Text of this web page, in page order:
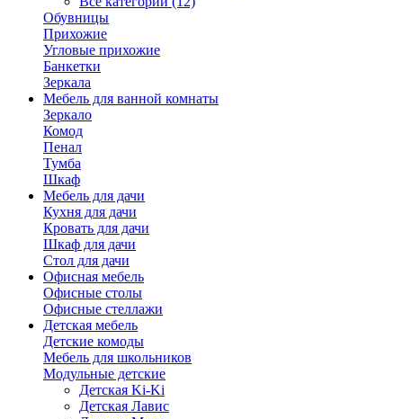
Обувницы
Прихожие
Угловые прихожие
Банкетки
Зеркала
Мебель для ванной комнаты
Зеркало
Комод
Пенал
Тумба
Шкаф
Мебель для дачи
Кухня для дачи
Кровать для дачи
Шкаф для дачи
Стол для дачи
Офисная мебель
Офисные столы
Офисные стеллажи
Детская мебель
Детские комоды
Мебель для школьников
Модульные детские
Детская Ki-Ki
Детская Лавис